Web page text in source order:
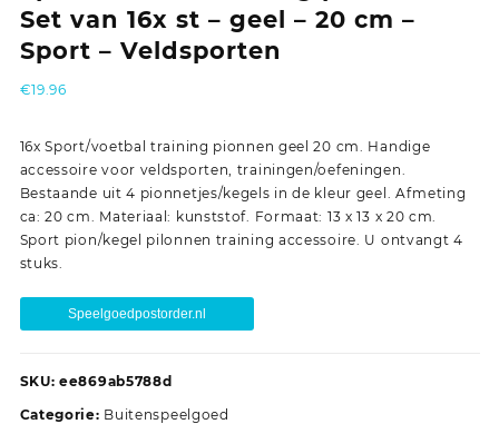
Set van 16x st – geel – 20 cm –
Sport – Veldsporten
€19.96
16x Sport/voetbal training pionnen geel 20 cm. Handige
accessoire voor veldsporten, trainingen/oefeningen.
Bestaande uit 4 pionnetjes/kegels in de kleur geel. Afmeting
ca: 20 cm. Materiaal: kunststof. Formaat: 13 x 13 x 20 cm.
Sport pion/kegel pilonnen training accessoire. U ontvangt 4
stuks.
Speelgoedpostorder.nl
SKU: ee869ab5788d
Categorie: Buitenspeelgoed